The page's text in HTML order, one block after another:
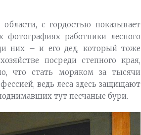
области, с гордостью показывает
работники лесного
них – и его дед, который тоже
посреди степного края,
что стать моряком за тысячи
ведь леса здесь защищают
тут песчаные бури.